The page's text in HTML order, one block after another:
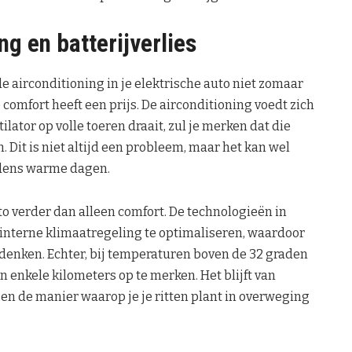
en batterijverlies
airconditioning in je elektrische auto niet zomaar
heeft een prijs. De airconditioning voedt zich
op volle toeren draait, zul je merken dat die
is niet altijd een probleem, maar het kan wel
warme dagen.
verder dan alleen comfort. De technologieën in
interne klimaatregeling te optimaliseren, waardoor
Echter, bij temperaturen boven de 32 graden
enkele kilometers op te merken. Het blijft van
de manier waarop je je ritten plant in overweging